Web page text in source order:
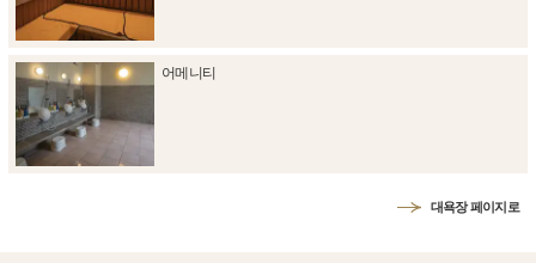
어메니티
대욕장 페이지로